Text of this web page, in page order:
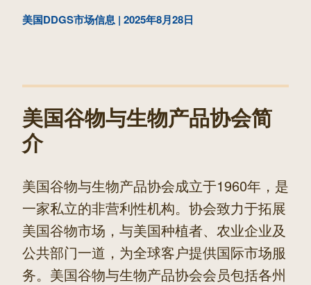
章
一
章
美国DDGS市场信息 | 2025年8月28日
美国谷物与生物产品协会简
介
美国谷物与生物产品协会成立于1960年，是
一家私立的非营利性机构。协会致力于拓展
美国谷物市场，与美国种植者、农业企业及
公共部门一道，为全球客户提供国际市场服
务。美国谷物与生物产品协会会员包括各州